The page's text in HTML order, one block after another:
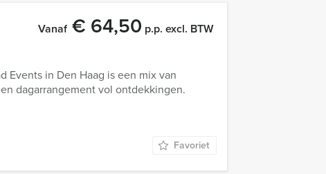
Vanaf€ 64,50 p.p. excl. BTW
Events in Den Haag is een mix van
dagarrangement vol ontdekkingen.
Favoriet